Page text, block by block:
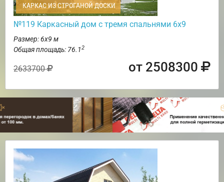
КАРКАС ИЗ СТРОГАНОЙ ДОСКИ
№119 Каркасный дом с тремя спальнями 6х9
Размер: 6х9 м
Общая площадь: 76.12
2633700 от 2508300